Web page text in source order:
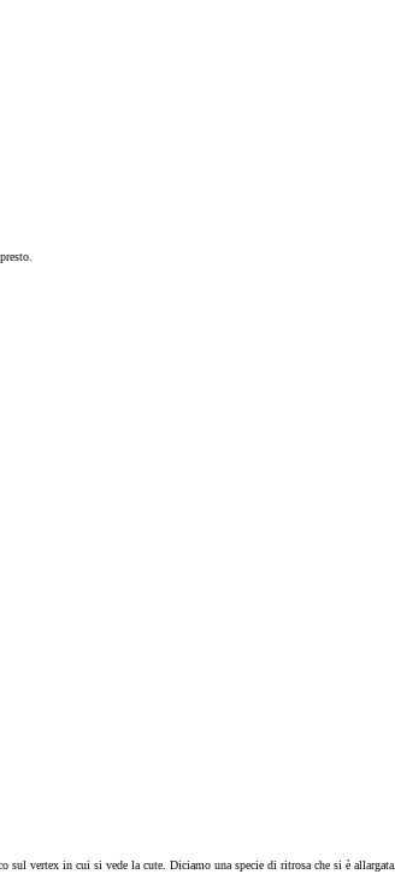
sul vertex in cui si vede la cute. Diciamo una specie di ritrosa che si è allargata.